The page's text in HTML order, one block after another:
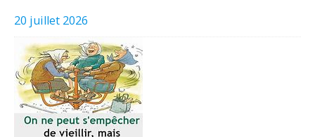
20 juillet 2026